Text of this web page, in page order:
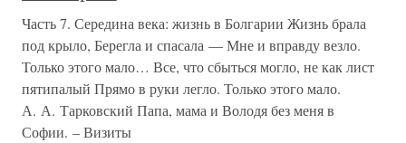
Часть 7. Середина века: жизнь в Болгарии Жизнь брала
под крыло, Берегла и спасала — Мне и вправду везло.
Только этого мало… Все, что сбыться могло, не как лист
пятипалый Прямо в руки легло. Только этого мало.
А. А. Тарковский Папа, мама и Володя без меня в
Софии. – Визиты